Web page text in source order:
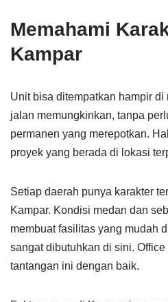
Memahami
Kampar
Unit bisa ditempatkan hampir
jalan memungkinkan, tanpa
permanen yang merepotkan.
proyek yang berada di lokasi
Setiap daerah punya karakter
Kampar. Kondisi medan dan
membuat fasilitas yang mudah
sangat dibutuhkan di sini.
tantangan ini dengan baik.